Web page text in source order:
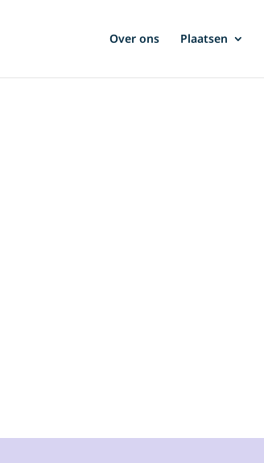
Over ons Plaatsen